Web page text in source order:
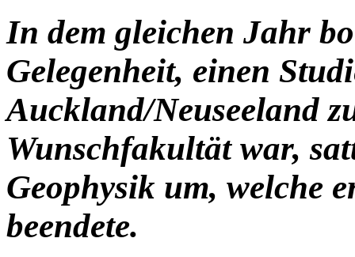
In dem gleichen Jahr
Gelegenheit, einen
Auckland/Neuseeland
Wunschfakultät war,
Geophysik um, welche
beendete.